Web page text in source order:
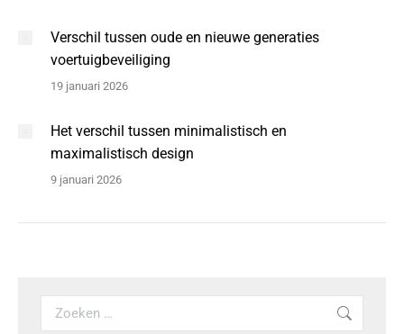
Verschil tussen oude en nieuwe generaties
voertuigbeveiliging
19 januari 2026
Het verschil tussen minimalistisch en
maximalistisch design
9 januari 2026
Search: